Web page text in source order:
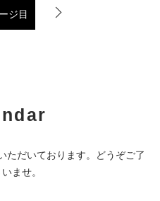
ジ目
ただいております。どうぞご了
ませ。